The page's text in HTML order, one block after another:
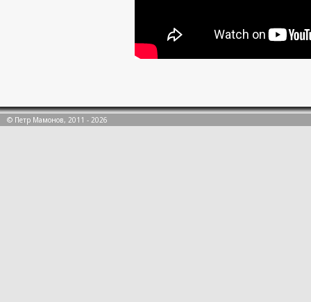
© Петр Мамонов, 2011 - 2026